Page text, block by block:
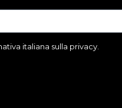
italiana sulla privacy.